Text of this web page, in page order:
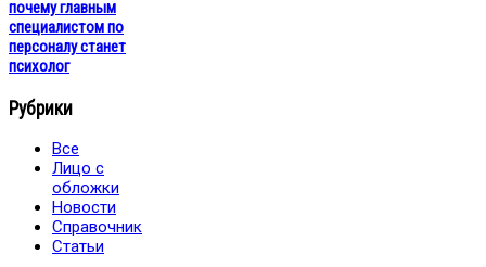
почему главным
специалистом по
персоналу станет
психолог
Рубрики
Все
Лицо с
обложки
Новости
Справочник
Статьи